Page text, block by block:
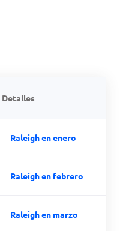
Detalles
Raleigh en enero
Raleigh en febrero
Raleigh en marzo